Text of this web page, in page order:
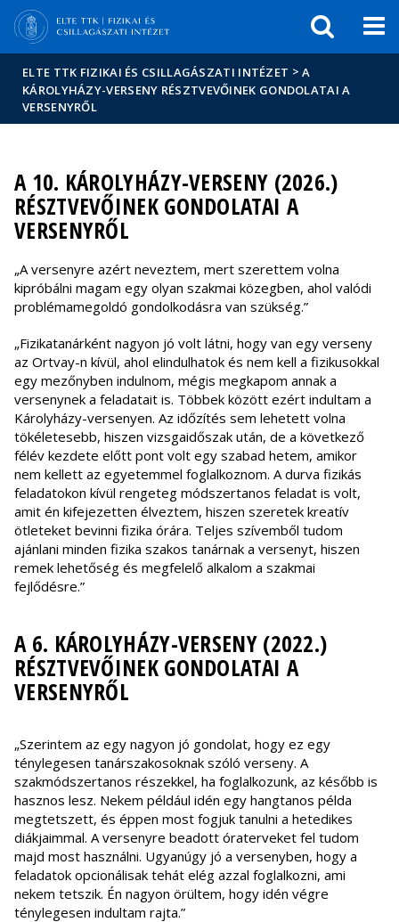
Események
sajtóban
ELTE TTK FIZIKAI ÉS CSILLAGÁSZATI INTÉZET >A
KÁROLYHÁZY-VERSENY RÉSZTVEVŐINEK GONDOLATAI A
VERSENYRŐL
A 10. KÁROLYHÁZY-VERSENY (2026.)
RÉSZTVEVŐINEK GONDOLATAI A
VERSENYRŐL
„A versenyre azért neveztem, mert szerettem volna
kipróbálni magam egy olyan szakmai közegben, ahol valódi
problémamegoldó gondolkodásra van szükség.”
„Fizikatanárként nagyon jó volt látni, hogy van egy verseny
az Ortvay-n kívül, ahol elindulhatok és nem kell a fizikusokkal
egy mezőnyben indulnom, mégis megkapom annak a
versenynek a feladatait is. Többek között ezért indultam a
Károlyházy-versenyen. Az időzítés sem lehetett volna
tökéletesebb, hiszen vizsgaidőszak után, de a következő
félév kezdete előtt pont volt egy szabad hetem, amikor
nem kellett az egyetemmel foglalkoznom. A durva fizikás
feladatokon kívül rengeteg módszertanos feladat is volt,
amit én kifejezetten élveztem, hiszen szeretek kreatív
ötleteket bevinni fizika órára. Teljes szívemből tudom
ajánlani minden fizika szakos tanárnak a versenyt, hiszen
remek lehetőség és megfelelő alkalom a szakmai
fejlődésre.”
A 6. KÁROLYHÁZY-VERSENY (2022.)
RÉSZTVEVŐINEK GONDOLATAI A
VERSENYRŐL
„Szerintem az egy nagyon jó gondolat, hogy ez egy
ténylegesen tanárszakosoknak szóló verseny. A
szakmódszertanos részekkel, ha foglalkozunk, az később is
hasznos lesz. Nekem például idén egy hangtanos példa
megtetszett, és éppen most fogjuk tanulni a hetedikes
diákjaimmal. A versenyre beadott óraterveket fel tudom
majd most használni. Ugyanúgy jó a versenyben, hogy a
feladatok opcionálisak tehát elég azzal foglalkozni, ami
nekem tetszik. Én nagyon örültem, hogy idén végre
ténylegesen indultam rajta.”